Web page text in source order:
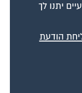
יתנו לך
הודעת